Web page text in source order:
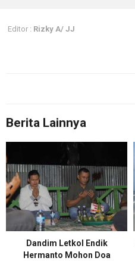
Editor : Rizky A/ JJ
Berita Lainnya
Dandim Letkol Endik
Hermanto Mohon Doa